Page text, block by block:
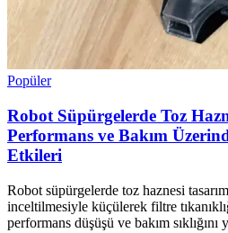
Popüler
Robot Süpürgelerde Toz
Performans ve Bakım
Etkileri
Robot süpürgelerde toz haznesi
inceltilmesiyle küçülerek filtre
performans düşüşü ve bakım sıklığını